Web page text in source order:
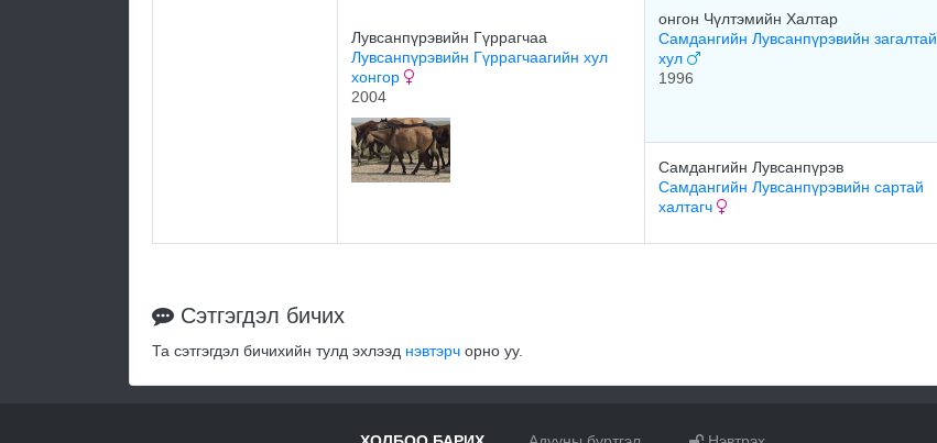
Лувсанпүрэвийн Гүррагчаа
Лувсанпүрэвийн Гүррагчаагийн хул
хонгор
2004
онгон Чүлтэмийн Халтар
Самдангийн Лувсанпүрэвийн загалтай
хул
1996
Самдангийн Лувсанпүрэв
Самдангийн Лувсанпүрэвийн сартай
халтагч
Сэтгэгдэл бичих
Та сэтгэгдэл бичихийн тулд эхлээд нэвтэрч орно уу.